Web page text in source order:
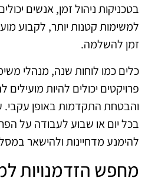
בטכניקות ניהול זמן, אנשים
למשימות קטנות יותר, לקבוע
זמן להשלמה.
כלים כמו לוחות שנה, מנהלי
פרויקטים יכולים להיות
והבטחת התקדמות באופן עקבי.
בכל יום או שבוע לעבודה על
להימנע מדחיינות ולהישאר
מחפש הזדמנויות